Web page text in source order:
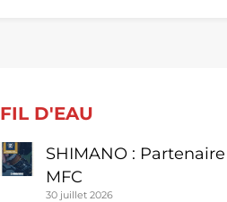
FIL D'EAU
SHIMANO :
MFC
30 juillet 2026